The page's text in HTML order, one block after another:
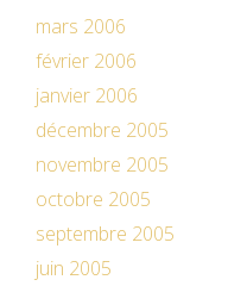
mars 2006
février 2006
janvier 2006
décembre 2005
novembre 2005
octobre 2005
septembre 2005
juin 2005